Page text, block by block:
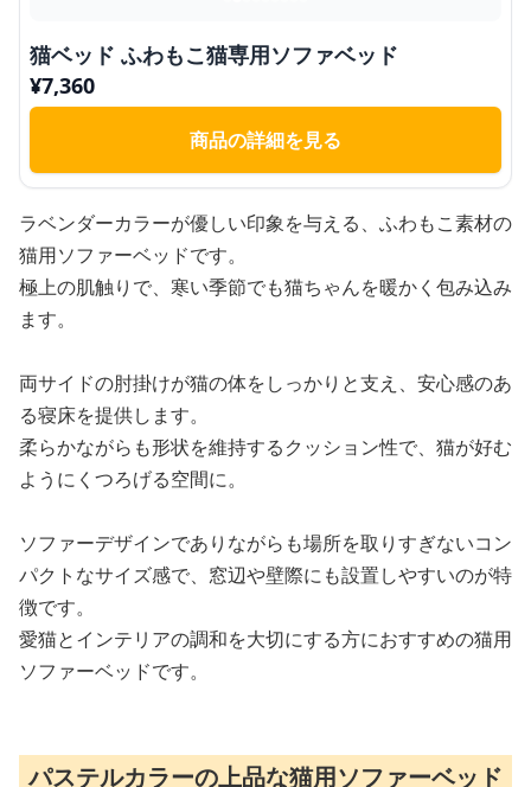
猫ベッド ふわもこ猫専用ソファベッド
¥7,360
商品の詳細を見る
ラベンダーカラーが優しい印象を与える、ふわもこ素材の
猫用ソファーベッドです。
極上の肌触りで、寒い季節でも猫ちゃんを暖かく包み込み
ます。
両サイドの肘掛けが猫の体をしっかりと支え、安心感のあ
る寝床を提供します。
柔らかながらも形状を維持するクッション性で、猫が好む
ようにくつろげる空間に。
ソファーデザインでありながらも場所を取りすぎないコン
パクトなサイズ感で、窓辺や壁際にも設置しやすいのが特
徴です。
愛猫とインテリアの調和を大切にする方におすすめの猫用
ソファーベッドです。
パステルカラーの上品な猫用ソファーベッド